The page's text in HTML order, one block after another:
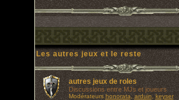
Les autres jeux et le reste
autres jeux de roles
Discussions entre MJs et joueurs
Modérateurs honorata ,arduin ,keyser